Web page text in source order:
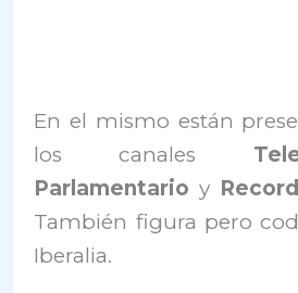
En el mismo están
los canales
Parlamentario y
También figura pero
Iberalia.